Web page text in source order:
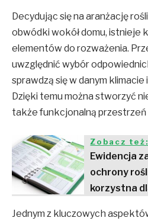
Decydując się na aranżację
obwódki wokół domu, istnieje
elementów do rozważenia.
uwzględnić wybór
sprawdzą się w danym
Dzięki temu można stworzyć
także funkcjonalną przestrzeń
Zobacz też:
Ewidencja
ochrony
korzystna
Jednym z kluczowych